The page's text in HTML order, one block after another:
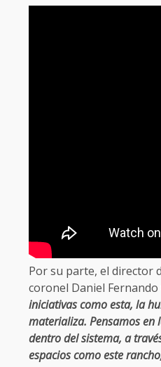
Por su parte, el director
coronel Daniel
iniciativas como esta, la
materializa. Pensamos en
dentro del sistema, a
espacios como este